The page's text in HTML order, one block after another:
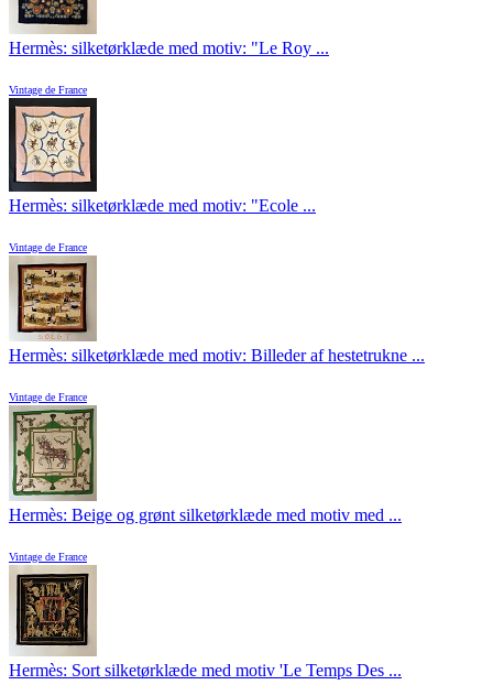
Hermès: silketørklæde med motiv: "Le Roy ...
Vintage de France
Hermès: silketørklæde med motiv: "Ecole ...
Vintage de France
Hermès: silketørklæde med motiv: Billeder af hestetrukne ...
Vintage de France
Hermès: Beige og grønt silketørklæde med motiv med ...
Vintage de France
Hermès: Sort silketørklæde med motiv 'Le Temps Des ...